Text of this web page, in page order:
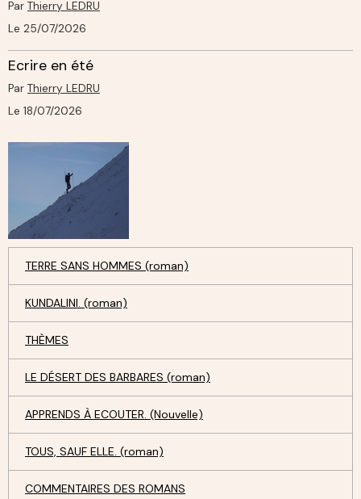
Par Thierry LEDRU
Le 25/07/2026
Ecrire en été
Par Thierry LEDRU
Le 18/07/2026
TERRE SANS HOMMES (roman)
KUNDALINI. (roman)
THÈMES
LE DÉSERT DES BARBARES (roman)
APPRENDS À ECOUTER. (Nouvelle)
TOUS, SAUF ELLE. (roman)
COMMENTAIRES DES ROMANS